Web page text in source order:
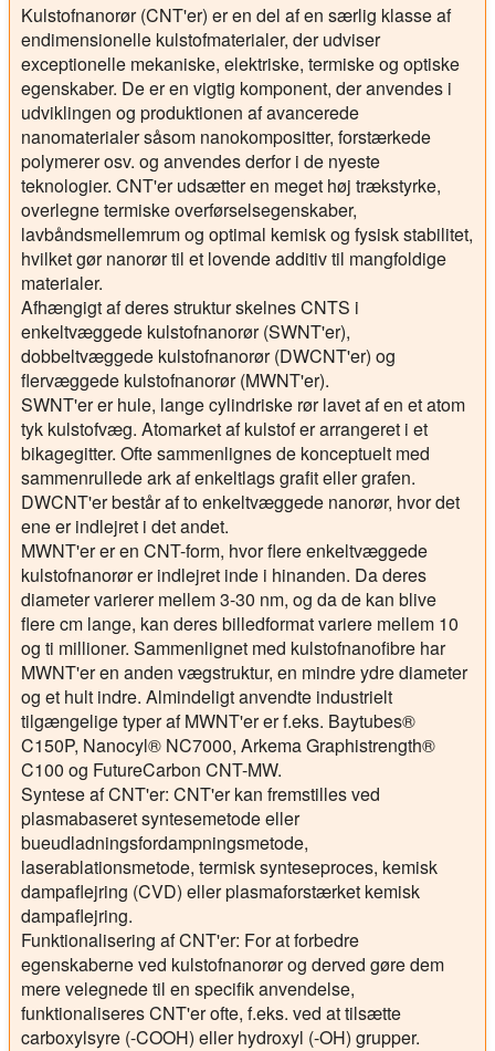
Kulstofnanorør (CNT'er) er en del af en særlig klasse af
endimensionelle kulstofmaterialer, der udviser
exceptionelle mekaniske, elektriske, termiske og optiske
egenskaber. De er en vigtig komponent, der anvendes i
udviklingen og produktionen af avancerede
nanomaterialer såsom nanokompositter, forstærkede
polymerer osv. og anvendes derfor i de nyeste
teknologier. CNT'er udsætter en meget høj trækstyrke,
overlegne termiske overførselsegenskaber,
lavbåndsmellemrum og optimal kemisk og fysisk stabilitet,
hvilket gør nanorør til et lovende additiv til mangfoldige
materialer.
Afhængigt af deres struktur skelnes CNTS i
enkeltvæggede kulstofnanorør (SWNT'er),
dobbeltvæggede kulstofnanorør (DWCNT'er) og
flervæggede kulstofnanorør (MWNT'er).
SWNT'er er hule, lange cylindriske rør lavet af en et atom
tyk kulstofvæg. Atomarket af kulstof er arrangeret i et
bikagegitter. Ofte sammenlignes de konceptuelt med
sammenrullede ark af enkeltlags grafit eller grafen.
DWCNT'er består af to enkeltvæggede nanorør, hvor det
ene er indlejret i det andet.
MWNT'er er en CNT-form, hvor flere enkeltvæggede
kulstofnanorør er indlejret inde i hinanden. Da deres
diameter varierer mellem 3-30 nm, og da de kan blive
flere cm lange, kan deres billedformat variere mellem 10
og ti millioner. Sammenlignet med kulstofnanofibre har
MWNT'er en anden vægstruktur, en mindre ydre diameter
og et hult indre. Almindeligt anvendte industrielt
tilgængelige typer af MWNT'er er f.eks. Baytubes®
C150P, Nanocyl® NC7000, Arkema Graphistrength®
C100 og FutureCarbon CNT-MW.
Syntese af CNT'er: CNT'er kan fremstilles ved
plasmabaseret syntesemetode eller
bueudladningsfordampningsmetode,
laserablationsmetode, termisk synteseproces, kemisk
dampaflejring (CVD) eller plasmaforstærket kemisk
dampaflejring.
Funktionalisering af CNT'er: For at forbedre
egenskaberne ved kulstofnanorør og derved gøre dem
mere velegnede til en specifik anvendelse,
funktionaliseres CNT'er ofte, f.eks. ved at tilsætte
carboxylsyre (-COOH) eller hydroxyl (-OH) grupper.